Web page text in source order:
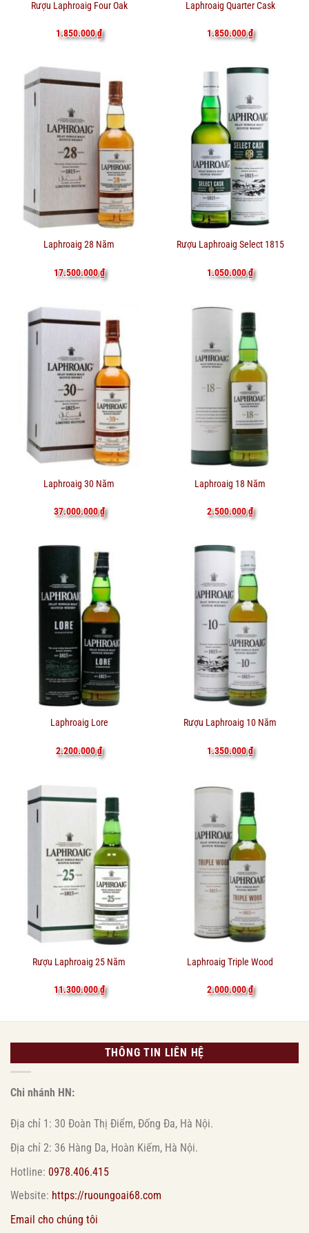
Rượu Laphroaig Four Oak
1.850.000₫
Laphroaig Quarter Cask
1.850.000₫
Laphroaig 28 Năm
17.500.000₫
Rượu Laphroaig Select 1815
1.050.000₫
Laphroaig 30 Năm
37.000.000₫
Laphroaig 18 Năm
2.500.000₫
Laphroaig Lore
2.200.000₫
Rượu Laphroaig 10 Năm
1.350.000₫
Rượu Laphroaig 25 Năm
11.300.000₫
Laphroaig Triple Wood
2.000.000₫
THÔNG TIN LIÊN HỆ
Chi nhánh HN:
Địa chỉ 1: 30 Đoàn Thị Điểm, Đống Đa, Hà Nội.
Địa chỉ 2: 36 Hàng Da, Hoàn Kiếm, Hà Nội.
Hotline: 0978.406.415
Website: https://ruoungoai68.com
Email cho chúng tôi